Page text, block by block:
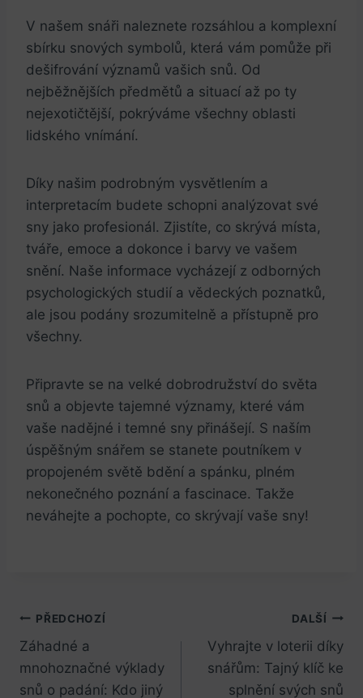
V našem snáři naleznete rozsáhlou a ⁣komplexní
sbírku snových symbolů, ⁢která vám pomůže při
dešifrování významů vašich snů.​ Od
nejběžnějších ‌předmětů a situací až​ po ty
nejexotičtější, pokrýváme⁢ všechny oblasti
lidského ​vnímání.
Díky našim‌ podrobným vysvětlením a⁣
interpretacím budete​ schopni analýzovat své
sny jako⁤ profesionál. Zjistíte, co skrývá místa,
‍tváře, ⁤emoce⁣ a⁤ dokonce i barvy ve vašem
snění. Naše informace vycházejí z odborných
psychologických studií a vědeckých poznatků,
ale jsou podány srozumitelně a přístupně pro⁣
všechny.
Připravte se na velké dobrodružství do světa
snů a objevte tajemné významy, které vám‍
vaše nadějné i temné sny přinášejí.⁣ S naším
⁤úspěšným ⁤snářem se ⁣stanete poutníkem ‌v
⁢propojeném světě bdění a spánku, plném
nekonečného poznání a fascinace. Takže
neváhejte a pochopte, co ⁢skrývají‌ vaše sny!
Navigace
pro
příspěvek
PŘEDCHOZÍ
Záhadné a
mnohoznačné výklady
snů o padání: Kdo jiný
DALŠÍ
Vyhrajte v loterii díky
snářům: Tajný klíč ke
splnění svých snů